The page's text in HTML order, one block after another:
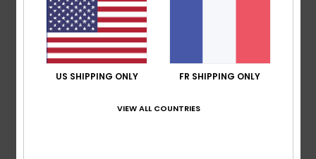
Note moyenne
4.0/5
US SHIPPING ONLY FR SHIPPING ONLY
VIEW ALL COUNTRIES